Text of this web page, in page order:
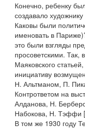
Конечно, ребенку
создавало
Каковы были
именовать в
это были взгляды
просоветскими. Так,
Маяковского
инициативу
Н. Альтманом, П.
Контрответом на
Алданова, Н.
Набокова, Н. Тэффи
В том же 1930 году